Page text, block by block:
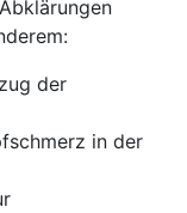
der
in der